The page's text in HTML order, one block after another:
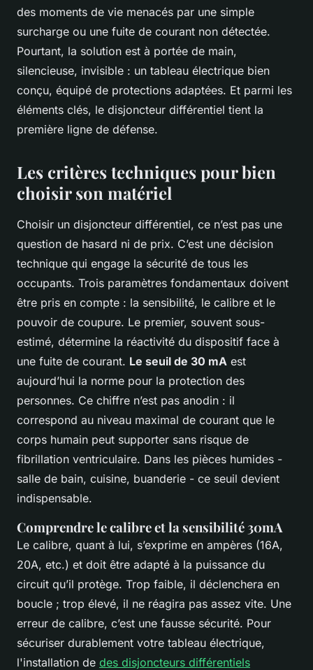
des moments de vie menacés par une simple
surcharge ou une fuite de courant non détectée.
Pourtant, la solution est à portée de main,
silencieuse, invisible : un tableau électrique bien
conçu, équipé de protections adaptées. Et parmi les
éléments clés, le disjoncteur différentiel tient la
première ligne de défense.
Les critères techniques pour bien
choisir son matériel
Choisir un disjoncteur différentiel, ce n’est pas une
question de hasard ni de prix. C’est une décision
technique qui engage la sécurité de tous les
occupants. Trois paramètres fondamentaux doivent
être pris en compte : la sensibilité, le calibre et le
pouvoir de coupure. Le premier, souvent sous-
estimé, détermine la réactivité du dispositif face à
une fuite de courant. Le seuil de 30 mA est
aujourd’hui la norme pour la protection des
personnes. Ce chiffre n’est pas anodin : il
correspond au niveau maximal de courant que le
corps humain peut supporter sans risque de
fibrillation ventriculaire. Dans les pièces humides -
salle de bain, cuisine, buanderie - ce seuil devient
indispensable.
Comprendre le calibre et la sensibilité 30mA
Le calibre, quant à lui, s’exprime en ampères (16A,
20A, etc.) et doit être adapté à la puissance du
circuit qu’il protège. Trop faible, il déclenchera en
boucle ; trop élevé, il ne réagira pas assez vite. Une
erreur de calibre, c’est une fausse sécurité. Pour
sécuriser durablement votre tableau électrique,
l'installation de des disjoncteurs différentiels